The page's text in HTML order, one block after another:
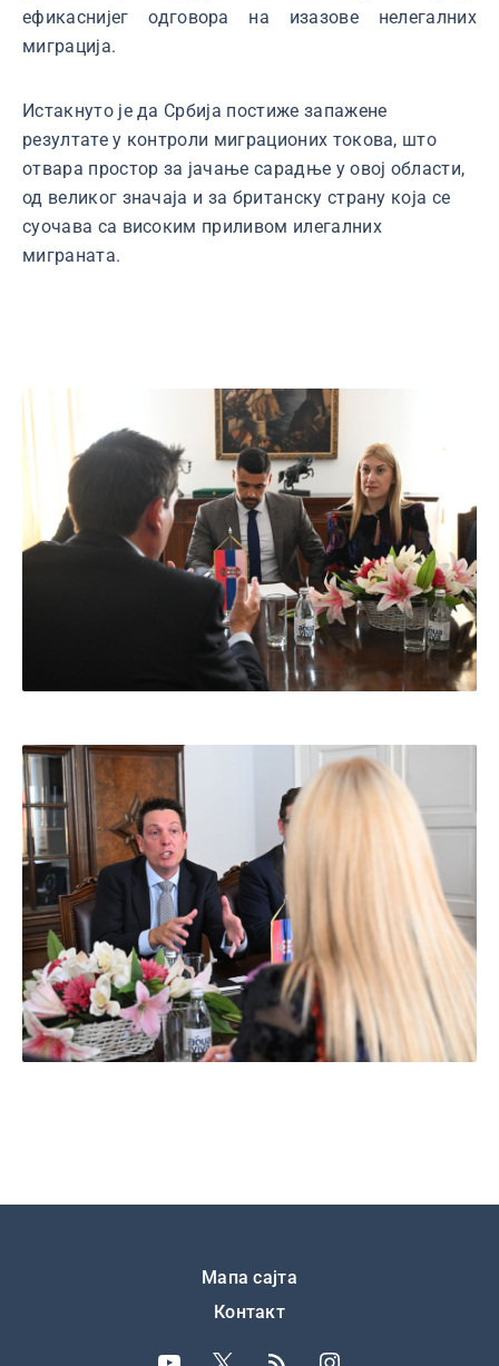
ефикаснијег одговора на изазове нелегалних
миграција.
Истакнуто је да Србија постиже запажене
резултате у контроли миграционих токова, што
отвара простор за јачање сарадње у овој области,
од великог значаја и за британску страну која се
суочава са високим приливом илегалних
миграната.
Мапа сајта
Контакт